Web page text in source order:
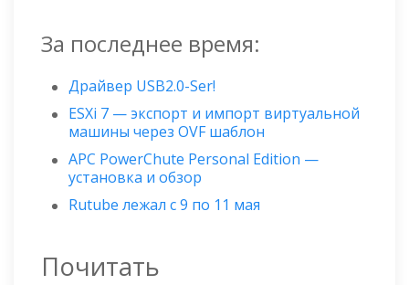
За последнее время:
Драйвер USB2.0-Ser!
ESXi 7 — экспорт и импорт виртуальной
машины через OVF шаблон
APC PowerChute Personal Edition —
установка и обзор
Rutube лежал с 9 по 11 мая
Почитать